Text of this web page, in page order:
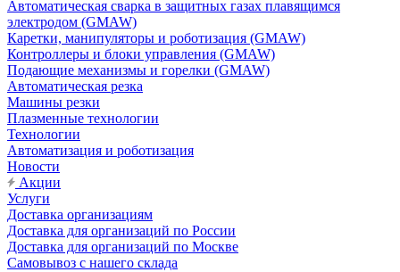
Автоматическая сварка в защитных газах плавящимся
электродом (GMAW)
Каретки, манипуляторы и роботизация (GMAW)
Контроллеры и блоки управления (GMAW)
Подающие механизмы и горелки (GMAW)
Автоматическая резка
Машины резки
Плазменные технологии
Технологии
Автоматизация и роботизация
Новости
Акции
Услуги
Доставка организациям
Доставка для организаций по России
Доставка для организаций по Москве
Самовывоз с нашего склада